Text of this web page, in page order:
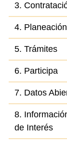
3.
4.
5. Trámites
6. Participa
7. Datos
8.
de Interés